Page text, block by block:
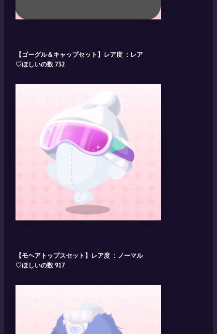
【ゴーグル＆キャップセット】レア度 ：レア
♡ほしいの数 732
【モヘアトップスセット】レア度 ：ノーマル
♡ほしいの数 917